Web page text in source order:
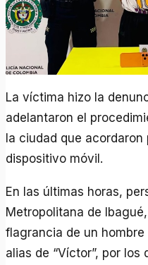
La víctima hizo la
adelantaron el
la ciudad que
dispositivo móvil.
En las últimas horas,
Metropolitana de
flagrancia de un
alias de “Víctor”, por